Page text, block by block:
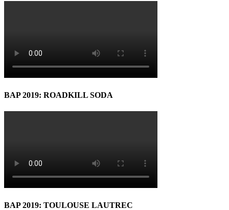
BAP 2019: ROADKILL SODA
BAP 2019: TOULOUSE LAUTREC